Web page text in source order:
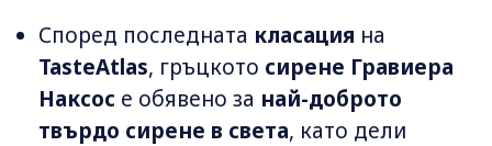
Според последната класация на
TasteAtlas, гръцкото сирене Гравиера
Наксос е обявено за най-доброто
твърдо сирене в света, като дели